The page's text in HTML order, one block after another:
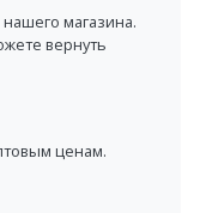
магазина.
вернуть
ценам.